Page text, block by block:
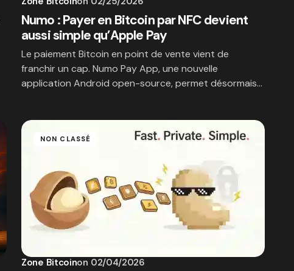
Numo : Payer en Bitcoin par NFC devient
aussi simple qu’Apple Pay
Le paiement Bitcoin en point de vente vient de
franchir un cap. Numo Pay App, une nouvelle
application Android open-source, permet désormais…
NON CLASSÉ
Zone Bitcoinon 02/04/2026